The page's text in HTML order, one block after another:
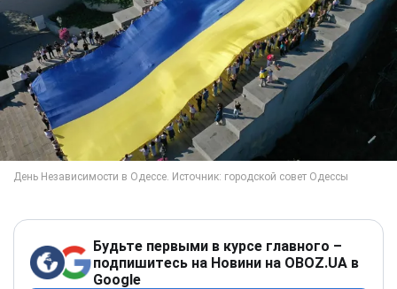
Будьте первыми в курсе главного –
подпишитесь на Новини на OBOZ.UA в
Google